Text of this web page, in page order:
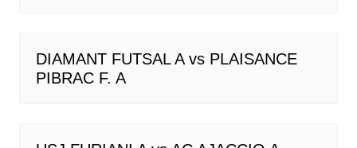
DIAMANT FUTSAL A vs PLAISANCE
PIBRAC F. A